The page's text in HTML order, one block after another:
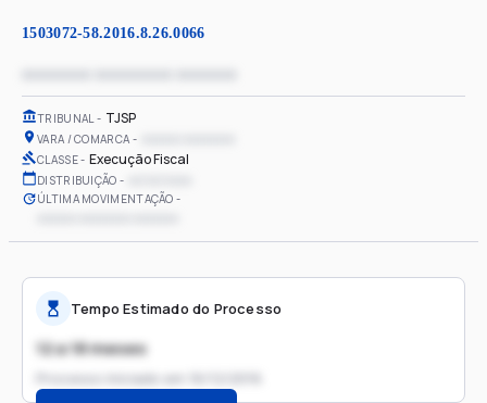
1503072-58.2016.8.26.0066
TRIBUNAL TJSP
VARA / COMARCA
CLASSE Execução Fiscal
DISTRIBUIÇÃO
ÚLTIMA MOVIMENTAÇÃO
Tempo Estimado do Processo
12 a 18 meses
Processo iniciado em